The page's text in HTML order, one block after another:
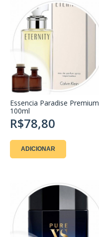
Essencia Paradise Premium
100ml
R$78,80
ADICIONAR